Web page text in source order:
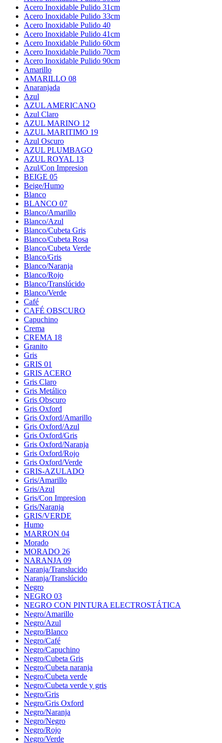
Acero Inoxidable Pulido 31cm
Acero Inoxidable Pulido 33cm
Acero Inoxidable Pulido 40
Acero Inoxidable Pulido 41cm
Acero Inoxidable Pulido 60cm
Acero Inoxidable Pulido 70cm
Acero Inoxidable Pulido 90cm
Amarillo
AMARILLO 08
Anaranjada
Azul
AZUL AMERICANO
Azul Claro
AZUL MARINO 12
AZUL MARITIMO 19
Azul Oscuro
AZUL PLUMBAGO
AZUL ROYAL 13
Azul/Con Impresion
BEIGE 05
Beige/Humo
Blanco
BLANCO 07
Blanco/Amarillo
Blanco/Azul
Blanco/Cubeta Gris
Blanco/Cubeta Rosa
Blanco/Cubeta Verde
Blanco/Gris
Blanco/Naranja
Blanco/Rojo
Blanco/Translúcido
Blanco/Verde
Café
CAFÉ OBSCURO
Capuchino
Crema
CREMA 18
Granito
Gris
GRIS 01
GRIS ACERO
Gris Claro
Gris Metálico
Gris Obscuro
Gris Oxford
Gris Oxford/Amarillo
Gris Oxford/Azul
Gris Oxford/Gris
Gris Oxford/Naranja
Gris Oxford/Rojo
Gris Oxford/Verde
GRIS-AZULADO
Gris/Amarillo
Gris/Azul
Gris/Con Impresion
Gris/Naranja
GRIS/VERDE
Humo
MARRON 04
Morado
MORADO 26
NARANJA 09
Naranja/Translucido
Naranja/Translúcido
Negro
NEGRO 03
NEGRO CON PINTURA ELECTROSTÁTICA
Negro/Amarillo
Negro/Azul
Negro/Blanco
Negro/Café
Negro/Capuchino
Negro/Cubeta Gris
Negro/Cubeta naranja
Negro/Cubeta verde
Negro/Cubeta verde y gris
Negro/Gris
Negro/Gris Oxford
Negro/Naranja
Negro/Negro
Negro/Rojo
Negro/Verde